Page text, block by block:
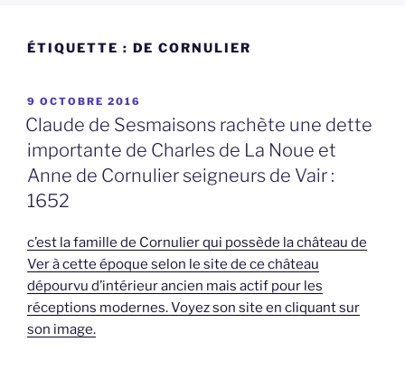
ÉTIQUETTE : DE CORNULIER
PUBLIÉ
LE
9 OCTOBRE 2016
Claude de Sesmaisons rachète une dette
importante de Charles de La Noue et
Anne de Cornulier seigneurs de Vair :
1652
c’est la famille de Cornulier qui possède la château de
Ver à cette époque selon le site de ce château
dépourvu d’intérieur ancien mais actif pour les
réceptions modernes. Voyez son site en cliquant sur
son image.